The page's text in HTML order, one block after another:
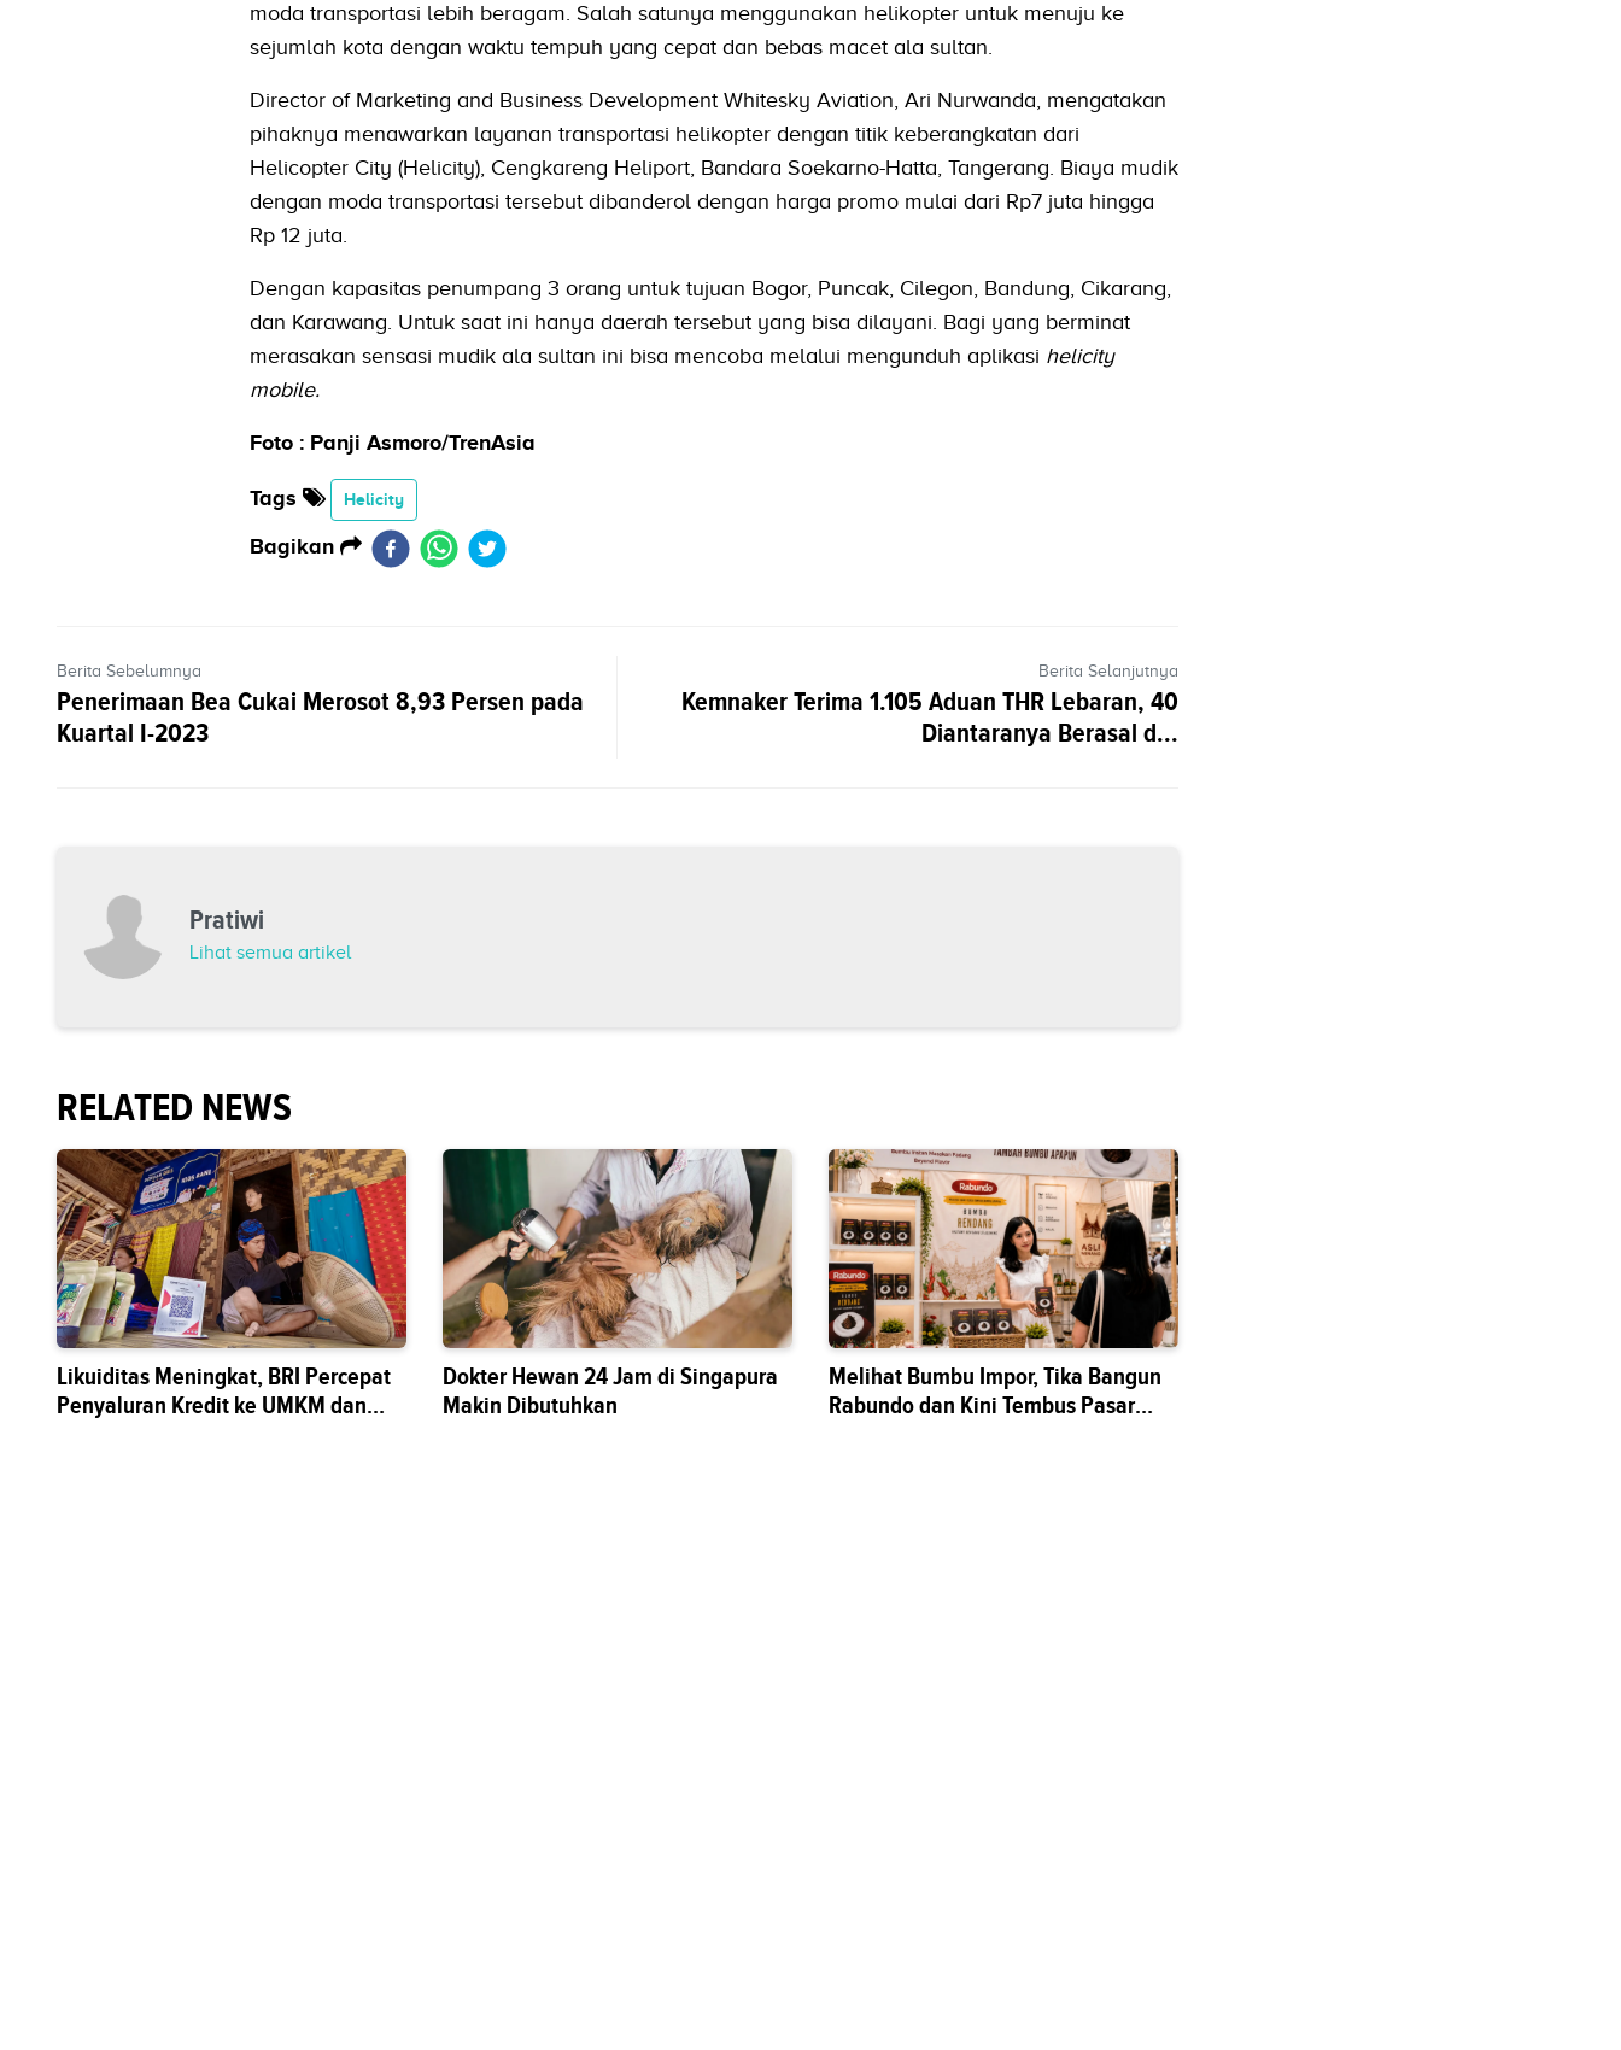
moda transportasi lebih beragam. Salah satunya menggunakan helikopter untuk menuju ke
sejumlah kota dengan waktu tempuh yang cepat dan bebas macet ala sultan.
Director of Marketing and Business Development Whitesky Aviation, Ari Nurwanda, mengatakan
pihaknya menawarkan layanan transportasi helikopter dengan titik keberangkatan dari
Helicopter City (Helicity), Cengkareng Heliport, Bandara Soekarno-Hatta, Tangerang. Biaya mudik
dengan moda transportasi tersebut dibanderol dengan harga promo mulai dari Rp7 juta hingga
Rp 12 juta.
Dengan kapasitas penumpang 3 orang untuk tujuan Bogor, Puncak, Cilegon, Bandung, Cikarang,
dan Karawang. Untuk saat ini hanya daerah tersebut yang bisa dilayani. Bagi yang berminat
merasakan sensasi mudik ala sultan ini bisa mencoba melalui mengunduh aplikasi helicity
mobile.
Foto : Panji Asmoro/TrenAsia
Tags Helicity
Bagikan
Berita Sebelumnya
Penerimaan Bea Cukai Merosot 8,93 Persen pada
Kuartal I-2023
Berita Selanjutnya
Kemnaker Terima 1.105 Aduan THR Lebaran, 40
Diantaranya Berasal d...
Pratiwi
Lihat semua artikel
RELATED NEWS
Likuiditas Meningkat, BRI Percepat
Penyaluran Kredit ke UMKM dan
Dokter Hewan 24 Jam di Singapura
Makin Dibutuhkan
Melihat Bumbu Impor, Tika Bangun
Rabundo dan Kini Tembus Pasar